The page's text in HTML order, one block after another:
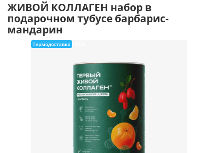
ЖИВОЙ КОЛЛАГЕН набор в
подарочном тубусе барбарис-
мандарин
Термодоставка